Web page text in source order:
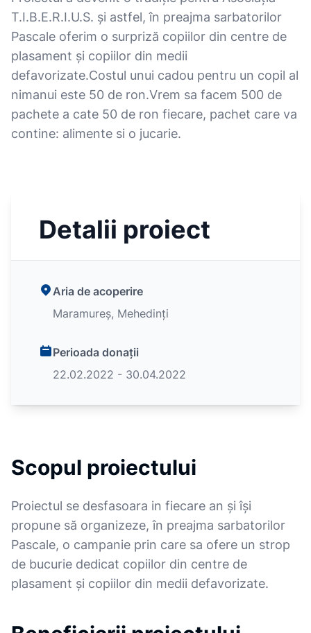
T.I.B.E.R.I.U.S. și astfel, în preajma sarbatorilor
Pascale oferim o surpriză copiilor din centre de
plasament și copiilor din medii
defavorizate.Costul unui cadou pentru un copil al
nimanui este 50 de ron.Vrem sa facem 500 de
pachete a cate 50 de ron fiecare, pachet care va
contine: alimente si o jucarie.
Detalii proiect
Aria de acoperire
Maramureș, Mehedinți
Perioada donații
22.02.2022 - 30.04.2022
Scopul proiectului
Proiectul se desfasoara in fiecare an și își
propune să organizeze, în preajma sarbatorilor
Pascale, o campanie prin care sa ofere un strop
de bucurie dedicat copiilor din centre de
plasament și copiilor din medii defavorizate.